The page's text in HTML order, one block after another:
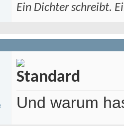
Ein Dichter schreibt.
Und warum